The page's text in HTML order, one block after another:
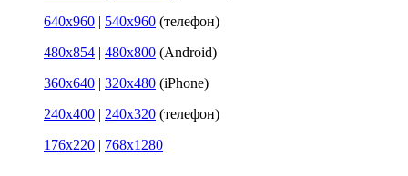
640x960 | 540x960 (телефон)
480x854 | 480x800 (Android)
360x640 | 320x480 (iPhone)
240x400 | 240x320 (телефон)
176x220 | 768x1280